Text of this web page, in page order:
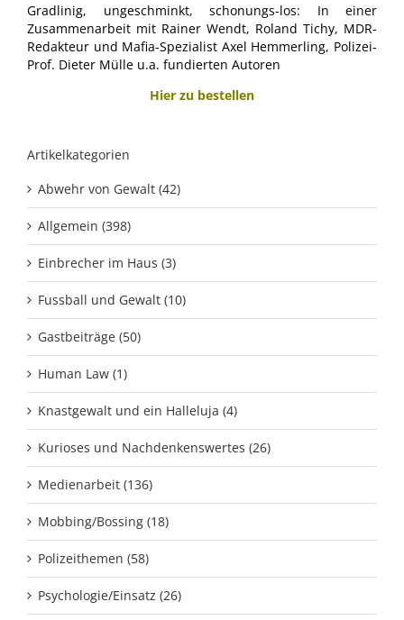
Gradlinig, ungeschminkt, schonungs-los: In einer
Zusammenarbeit mit Rainer Wendt, Roland Tichy, MDR-
Redakteur und Mafia-Spezialist Axel Hemmerling, Polizei-
Prof. Dieter Mülle u.a. fundierten Autoren
Hier zu bestellen
Artikelkategorien
Abwehr von Gewalt (42)
Allgemein (398)
Einbrecher im Haus (3)
Fussball und Gewalt (10)
Gastbeiträge (50)
Human Law (1)
Knastgewalt und ein Halleluja (4)
Kurioses und Nachdenkenswertes (26)
Medienarbeit (136)
Mobbing/Bossing (18)
Polizeithemen (58)
Psychologie/Einsatz (26)